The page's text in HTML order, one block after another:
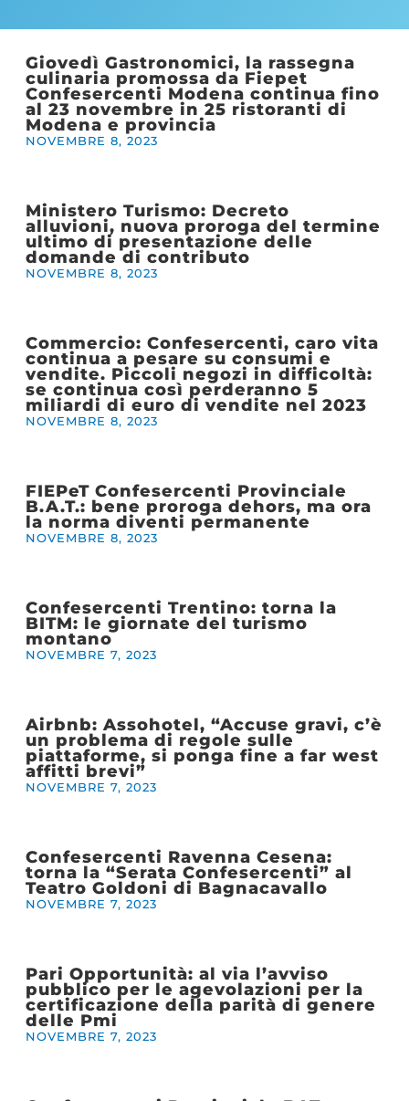
Giovedì Gastronomici, la rassegna
culinaria promossa da Fiepet
Confesercenti Modena continua fino
al 23 novembre in 25 ristoranti di
Modena e provincia
NOVEMBRE 8, 2023
Ministero Turismo: Decreto
alluvioni, nuova proroga del termine
ultimo di presentazione delle
domande di contributo
NOVEMBRE 8, 2023
Commercio: Confesercenti, caro vita
continua a pesare su consumi e
vendite. Piccoli negozi in difficoltà:
se continua così perderanno 5
miliardi di euro di vendite nel 2023
NOVEMBRE 8, 2023
FIEPeT Confesercenti Provinciale
B.A.T.: bene proroga dehors, ma ora
la norma diventi permanente
NOVEMBRE 8, 2023
Confesercenti Trentino: torna la
BITM: le giornate del turismo
montano
NOVEMBRE 7, 2023
Airbnb: Assohotel, “Accuse gravi, c’è
un problema di regole sulle
piattaforme, si ponga fine a far west
affitti brevi”
NOVEMBRE 7, 2023
Confesercenti Ravenna Cesena:
torna la “Serata Confesercenti” al
Teatro Goldoni di Bagnacavallo
NOVEMBRE 7, 2023
Pari Opportunità: al via l’avviso
pubblico per le agevolazioni per la
certificazione della parità di genere
delle Pmi
NOVEMBRE 7, 2023